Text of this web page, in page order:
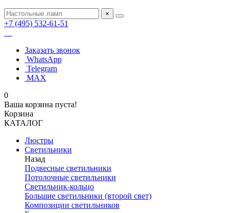
×
+7 (495) 532-61-51
Заказать звонок
WhatsApp
Telegram
MAX
0
Ваша корзина пуста!
Корзина
КАТАЛОГ
Люстры
Светильники
Назад
Подвесные светильники
Потолочные светильники
Светильник-кольцо
Большие светильники (второй свет)
Композиции светильников